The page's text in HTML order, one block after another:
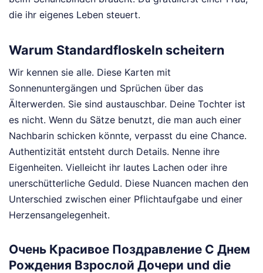
die ihr eigenes Leben steuert.
Warum Standardfloskeln scheitern
Wir kennen sie alle. Diese Karten mit
Sonnenuntergängen und Sprüchen über das
Älterwerden. Sie sind austauschbar. Deine Tochter ist
es nicht. Wenn du Sätze benutzt, die man auch einer
Nachbarin schicken könnte, verpasst du eine Chance.
Authentizität entsteht durch Details. Nenne ihre
Eigenheiten. Vielleicht ihr lautes Lachen oder ihre
unerschütterliche Geduld. Diese Nuancen machen den
Unterschied zwischen einer Pflichtaufgabe und einer
Herzensangelegenheit.
Очень Красивое Поздравление С Днем
Рождения Взрослой Дочери und die